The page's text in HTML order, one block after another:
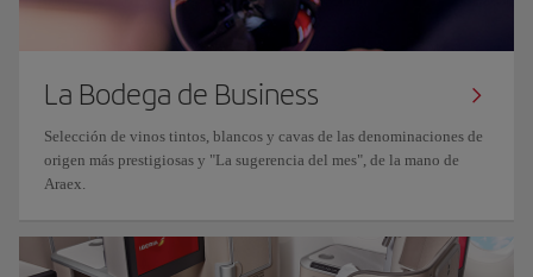
La Bodega de Business
Selección de vinos tintos, blancos y cavas de las denominaciones de
origen más prestigiosas y "La sugerencia del mes", de la mano de
Araex.